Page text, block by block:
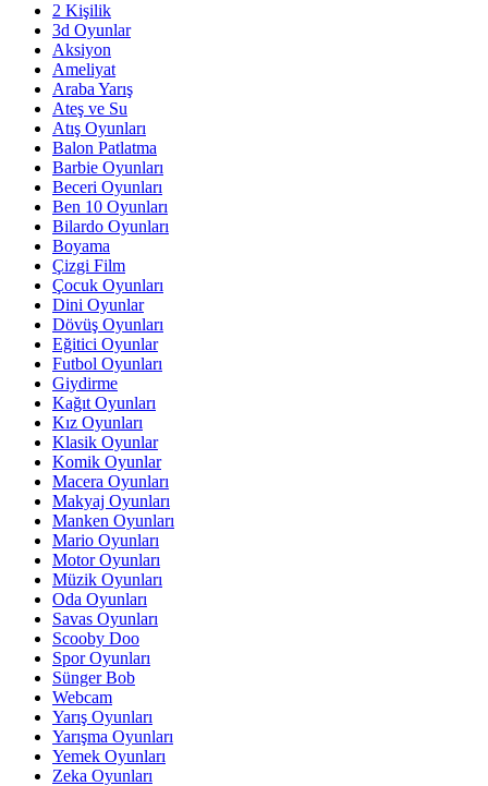
2 Kişilik
3d Oyunlar
Aksiyon
Ameliyat
Araba Yarış
Ateş ve Su
Atış Oyunları
Balon Patlatma
Barbie Oyunları
Beceri Oyunları
Ben 10 Oyunları
Bilardo Oyunları
Boyama
Çizgi Film
Çocuk Oyunları
Dini Oyunlar
Dövüş Oyunları
Eğitici Oyunlar
Futbol Oyunları
Giydirme
Kağıt Oyunları
Kız Oyunları
Klasik Oyunlar
Komik Oyunlar
Macera Oyunları
Makyaj Oyunları
Manken Oyunları
Mario Oyunları
Motor Oyunları
Müzik Oyunları
Oda Oyunları
Savas Oyunları
Scooby Doo
Spor Oyunları
Sünger Bob
Webcam
Yarış Oyunları
Yarışma Oyunları
Yemek Oyunları
Zeka Oyunları